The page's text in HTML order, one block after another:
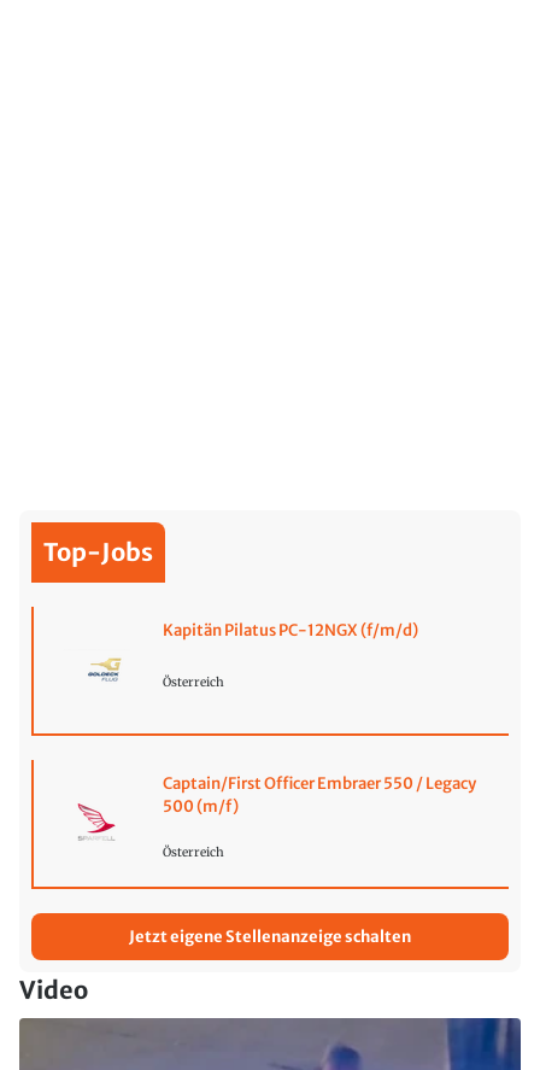
Top-Jobs
Kapitän Pilatus PC-12NGX (f/m/d)
Österreich
Captain/First Officer Embraer 550 / Legacy
500 (m/f)
Österreich
Jetzt eigene Stellenanzeige schalten
Video